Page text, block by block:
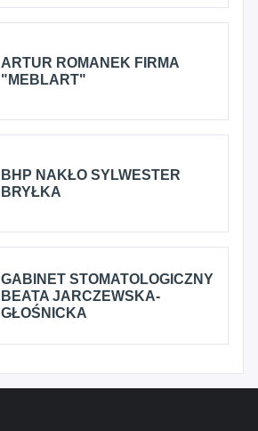
ARTUR ROMANEK FIRMA
"MEBLART"
BHP NAKŁO SYLWESTER
BRYŁKA
GABINET STOMATOLOGICZNY
BEATA JARCZEWSKA-
GŁOŚNICKA